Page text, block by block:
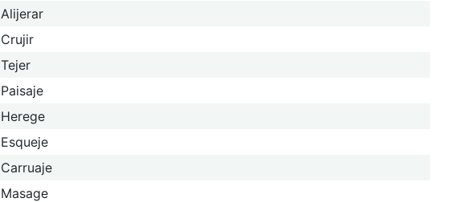
Alijerar
Crujir
Tejer
Paisaje
Herege
Esqueje
Carruaje
Masage